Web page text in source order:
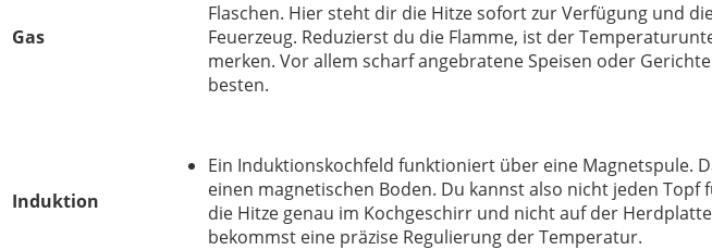
Gas
Flaschen. Hier steht dir die Hitze sofort zur Verfügung und
Feuerzeug. Reduzierst du die Flamme, ist der
merken. Vor allem scharf angebratene Speisen oder
besten.
Induktion
Ein Induktionskochfeld funktioniert über eine Magnetspule.
einen magnetischen Boden. Du kannst also nicht jeden
die Hitze genau im Kochgeschirr und nicht auf der
bekommst eine präzise Regulierung der Temperatur.